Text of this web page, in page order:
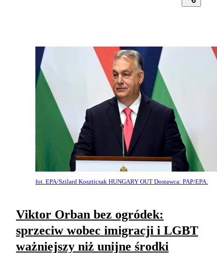
fot. EPA/Szilard Koszticsak HUNGARY OUT Dostawca: PAP/EPA.
Viktor Orban bez ogródek:
sprzeciw wobec imigracji i LGBT
ważniejszy niż unijne środki